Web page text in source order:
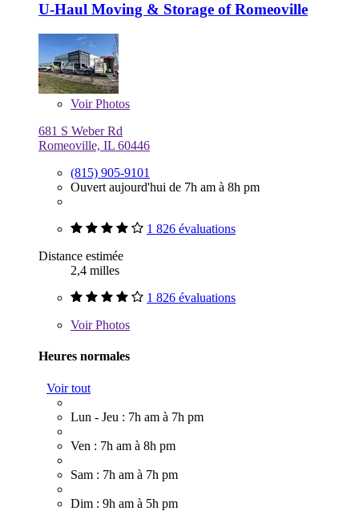
U-Haul Moving & Storage of Romeoville
VoirPhotos
681 S Weber Rd
Romeoville, IL 60446
(815) 905-9101
Ouvert aujourd'hui de 7h am à 8h pm
1 826 évaluations
Distance estimée
2,4 milles
1 826 évaluations
VoirPhotos
Heures normales
Voir tout
Lun - Jeu : 7h am à 7h pm
Ven : 7h am à 8h pm
Sam : 7h am à 7h pm
Dim : 9h am à 5h pm